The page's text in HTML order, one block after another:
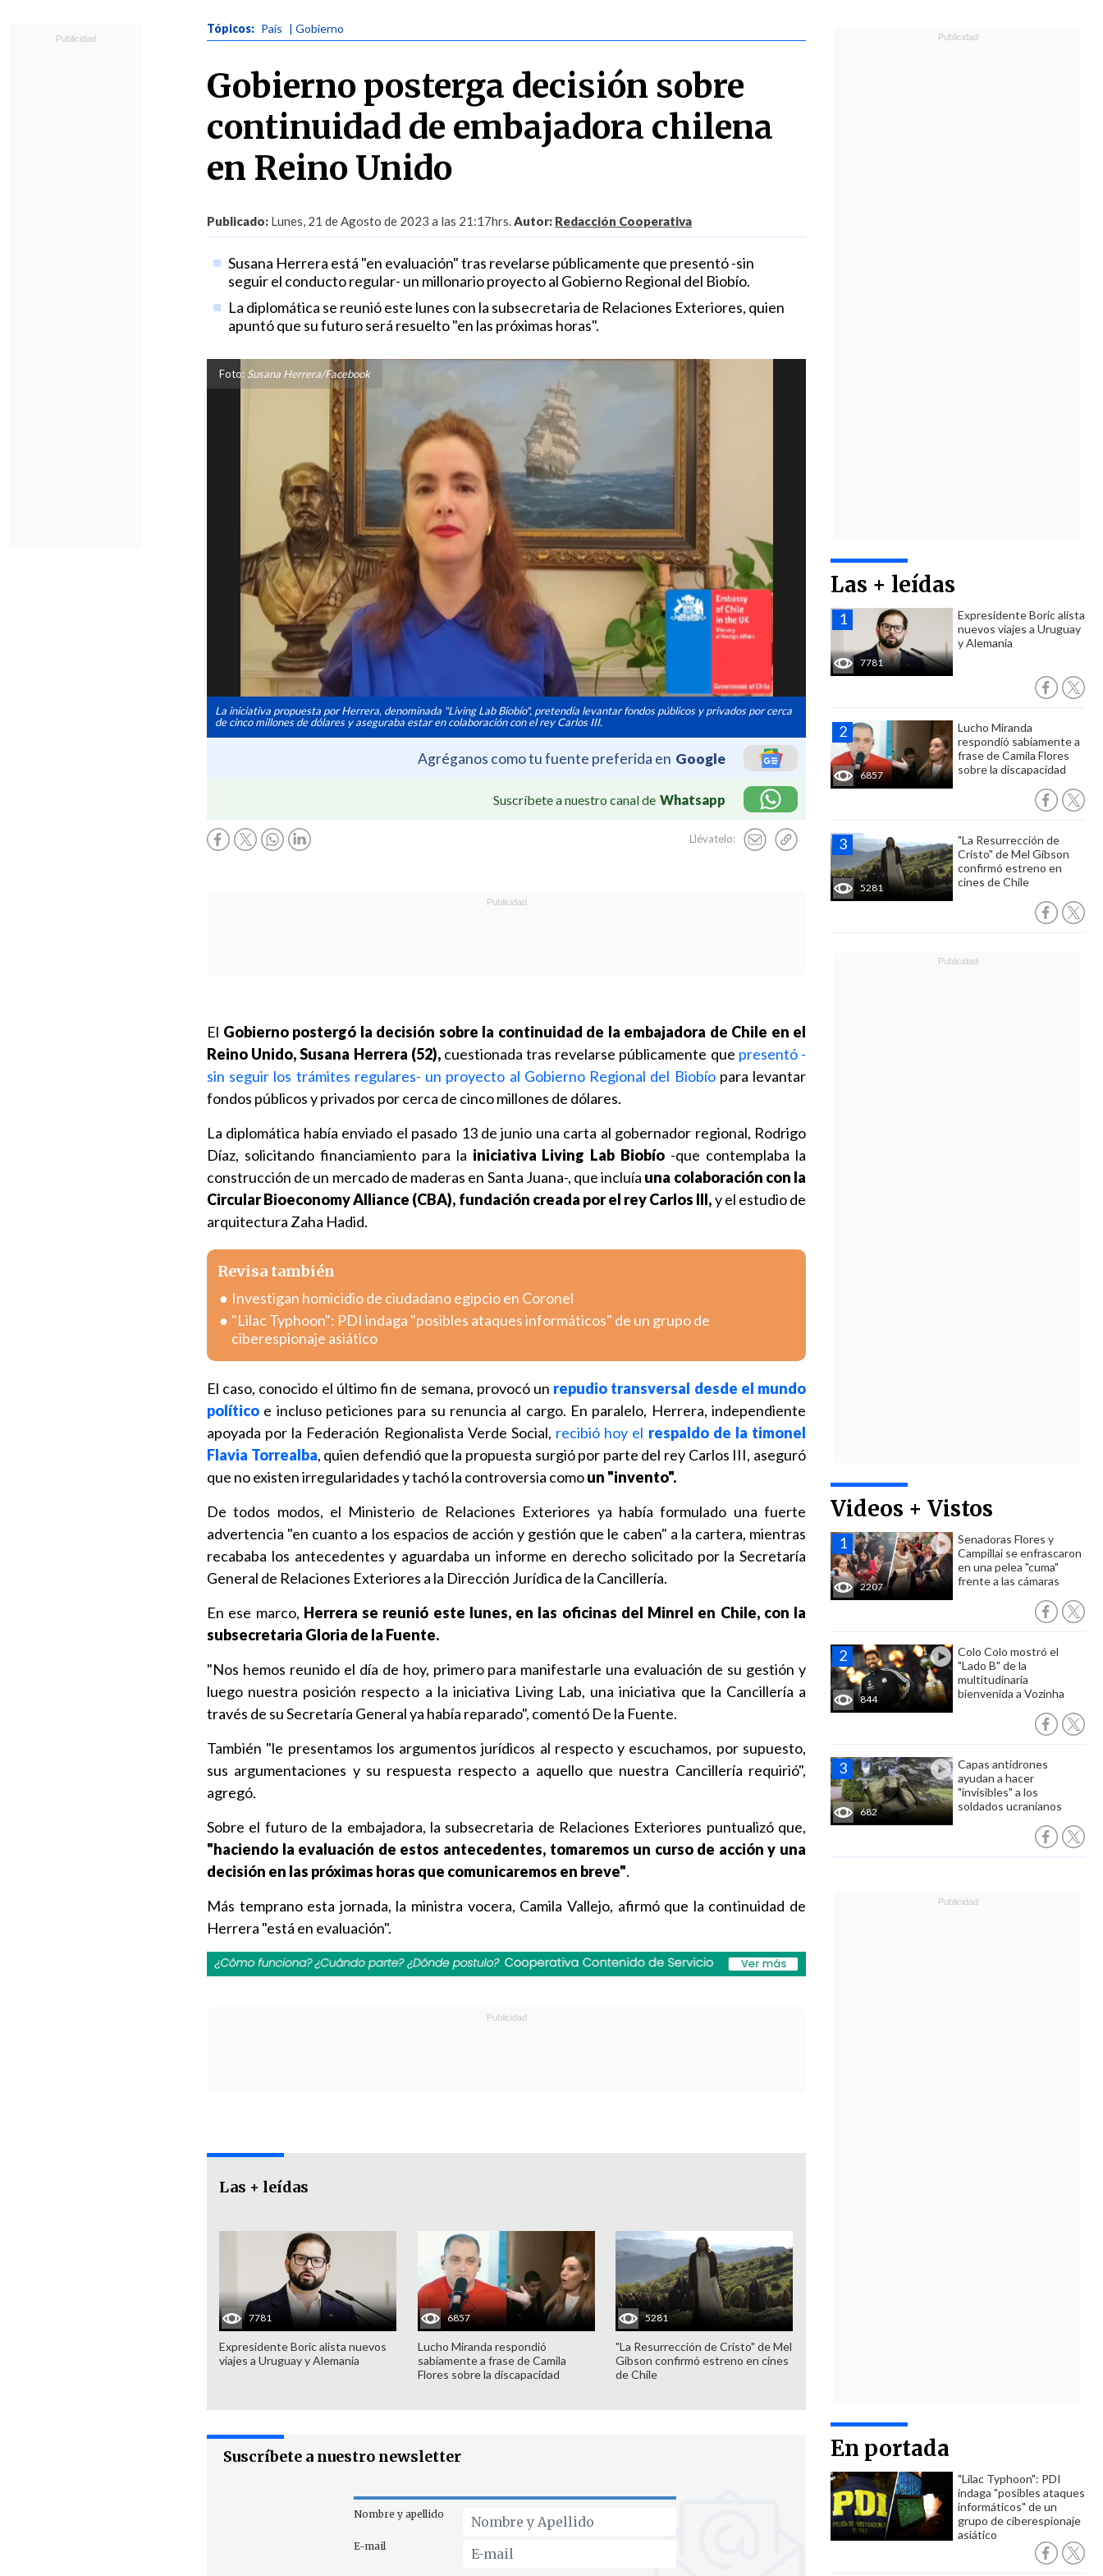
Tópicos: País | Gobierno
Gobierno posterga decisión sobre
continuidad de embajadora chilena
en Reino Unido
Publicado: Lunes, 21 de Agosto de 2023 a las 21:17hrs.Autor: Redacción Cooperativa
Susana Herrera está "en evaluación" tras revelarse públicamente que presentó -sin
seguir el conducto regular- un millonario proyecto al Gobierno Regional del Biobío.
La diplomática se reunió este lunes con la subsecretaria de Relaciones Exteriores, quien
apuntó que su futuro será resuelto "en las próximas horas".
Foto: Susana Herrera/Facebook
La iniciativa propuesta por Herrera, denominada "Living Lab Biobío", pretendía levantar fondos públicos y privados por cerca
de cinco millones de dólares y aseguraba estar en colaboración con el rey Carlos III.
Agréganos como tu fuente preferida en Google
Suscríbete a nuestro canal de Whatsapp
Llévatelo:
Las + leídas
7781
Expresidente Boric alista
nuevos viajes a Uruguay
y Alemania
6857
Lucho Miranda
respondió sabiamente a
frase de Camila Flores
sobre la discapacidad
5281
"La Resurrección de
Cristo" de Mel Gibson
confirmó estreno en
cines de Chile
Videos + Vistos
2207
Senadoras Flores y
Campillai se enfrascaron
en una pelea "cuma"
frente a las cámaras
844
Colo Colo mostró el
"Lado B" de la
multitudinaria
bienvenida a Vozinha
682
Capas antidrones
ayudan a hacer
"invisibles" a los
soldados ucranianos
En portada
"Lilac Typhoon": PDI
indaga "posibles ataques
informáticos" de un
grupo de ciberespionaje
asiático
El Gobierno postergó la decisión sobre la continuidad de la embajadora de Chile en el
Reino Unido, Susana Herrera (52),cuestionada tras revelarse públicamente que presentó -
sin seguir los trámites regulares- un proyecto al Gobierno Regional del Biobíopara levantar
fondos públicos y privados por cerca de cinco millones de dólares.
La diplomática había enviado el pasado 13 de junio una carta al gobernador regional, Rodrigo
Díaz, solicitando financiamiento para la iniciativa Living Lab Biobío -que contemplaba la
construcción de un mercado de maderas en Santa Juana-, que incluía una colaboración con la
Circular Bioeconomy Alliance (CBA), fundación creada por el rey Carlos III,y el estudio de
arquitectura Zaha Hadid.
Revisa también
Investigan homicidio de ciudadano egipcio en Coronel
"Lilac Typhoon": PDI indaga "posibles ataques informáticos" de un grupo de
ciberespionaje asiático
El caso, conocido el último fin de semana, provocó un repudio transversal desde el mundo
político e incluso peticiones para su renuncia al cargo. En paralelo, Herrera, independiente
apoyada por la Federación Regionalista Verde Social, recibió hoy el respaldo de la timonel
Flavia Torrealba, quien defendió que la propuesta surgió por parte del rey Carlos III, aseguró
que no existen irregularidades y tachó la controversia comoun "invento".
De todos modos, el Ministerio de Relaciones Exteriores ya había formulado una fuerte
advertencia "en cuanto a los espacios de acción y gestión que le caben" a la cartera, mientras
recababa los antecedentes y aguardaba un informe en derecho solicitado por la Secretaría
General de Relaciones Exteriores a la Dirección Jurídica de la Cancillería.
En ese marco, Herrera se reunió este lunes, en las oficinas del Minrel en Chile, con la
subsecretaria Gloria de la Fuente.
"Nos hemos reunido el día de hoy, primero para manifestarle una evaluación de su gestión y
luego nuestra posición respecto a la iniciativa Living Lab, una iniciativa que la Cancillería a
través de su Secretaría General ya había reparado", comentó De la Fuente.
También "le presentamos los argumentos jurídicos al respecto y escuchamos, por supuesto,
sus argumentaciones y su respuesta respecto a aquello que nuestra Cancillería requirió",
agregó.
Sobre el futuro de la embajadora, la subsecretaria de Relaciones Exteriores puntualizó que,
"haciendo la evaluación de estos antecedentes, tomaremos un curso de acción y una
decisión en las próximas horas que comunicaremos en breve".
Más temprano esta jornada, la ministra vocera, Camila Vallejo, afirmó que la continuidad de
Herrera "está en evaluación".
Las + leídas
7781
Expresidente Boric alista nuevos
viajes a Uruguay y Alemania
6857
Lucho Miranda respondió
sabiamente a frase de Camila
Flores sobre la discapacidad
5281
"La Resurrección de Cristo" de Mel
Gibson confirmó estreno en cines
de Chile
Suscríbete a nuestro newsletter
Nombre y apellido
E-mail